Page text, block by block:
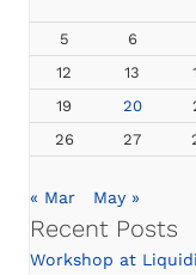
5
6
12
13
19
20
26
27
« Mar May »
Recent Posts
Workshop at